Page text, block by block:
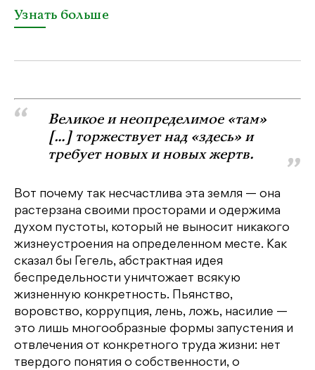
Узнать больше
Великое и неопределимое «там»
[…] торжествует над «здесь» и
требует новых и новых жертв.
Вот почему так несчастлива эта земля — она
растерзана своими просторами и одержима
духом пустоты, который не выносит никакого
жизнеустроения на определенном месте. Как
сказал бы Гегель, абстрактная идея
беспредельности уничтожает всякую
жизненную конкретность. Пьянство,
воровство, коррупция, лень, ложь, насилие —
это лишь многообразные формы запустения и
отвлечения от конкретного труда жизни: нет
твердого понятия о собственности, о